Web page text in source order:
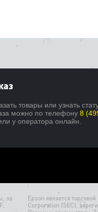
товары или узнать
можно по телефону 8
у оператора онлайн.
за
Epson является
Corporation (SEC),